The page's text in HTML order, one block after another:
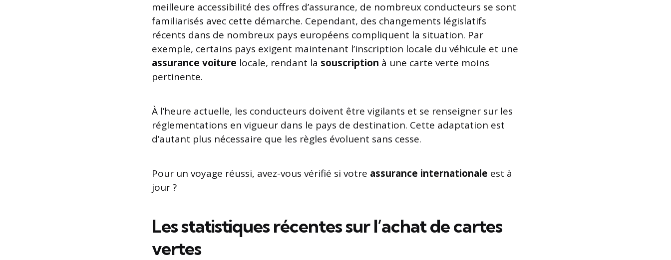
meilleure accessibilité des offres d’assurance, de nombreux conducteurs se sont
familiarisés avec cette démarche. Cependant, des changements législatifs
récents dans de nombreux pays européens compliquent la situation. Par
exemple, certains pays exigent maintenant l’inscription locale du véhicule et une
assurance voiture locale, rendant la souscription à une carte verte moins
pertinente.
À l’heure actuelle, les conducteurs doivent être vigilants et se renseigner sur les
réglementations en vigueur dans le pays de destination. Cette adaptation est
d’autant plus nécessaire que les règles évoluent sans cesse.
Pour un voyage réussi, avez-vous vérifié si votre assurance internationale est à
jour ?
Les statistiques récentes sur l’achat de cartes
vertes